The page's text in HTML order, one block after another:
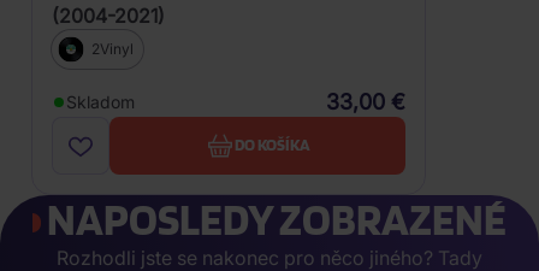
(2004-2021)
2Vinyl
Skladom 33,00 €
DO KOŠÍKA
NAPOSLEDY ZOBRAZENÉ
Rozhodli jste se nakonec pro něco jiného? Tady